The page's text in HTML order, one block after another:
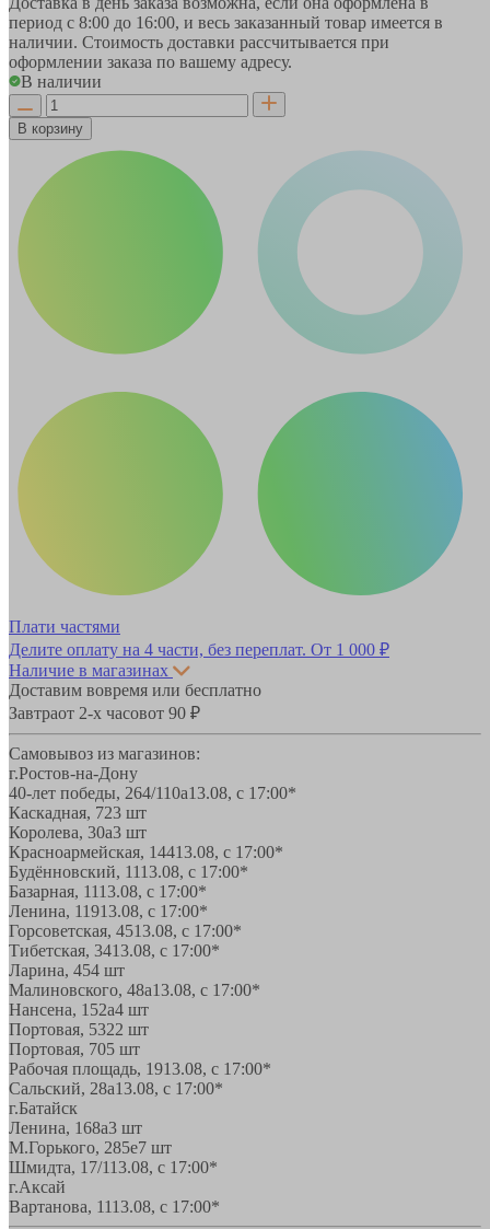
период с 8:00 до 16:00, и весь заказанный товар имеется в
наличии. Стоимость доставки рассчитывается при
оформлении заказа по вашему адресу.
В наличии
В корзину
Плати частями
Делите оплату на 4 части, без переплат. От 1 000 ₽
Наличие в магазинах
Доставим вовремя или бесплатно
Завтраот 2-х часовот 90 ₽
Самовывоз из магазинов:
г.Ростов-на-Дону
40-лет победы, 264/110а13.08, с 17:00*
Каскадная, 723 шт
Королева, 30а3 шт
Красноармейская, 14413.08, с 17:00*
Будённовский, 1113.08, с 17:00*
Базарная, 1113.08, с 17:00*
Ленина, 11913.08, с 17:00*
Горсоветская, 4513.08, с 17:00*
Тибетская, 3413.08, с 17:00*
Ларина, 454 шт
Малиновского, 48а13.08, с 17:00*
Нансена, 152а4 шт
Портовая, 5322 шт
Портовая, 705 шт
Рабочая площадь, 1913.08, с 17:00*
Сальский, 28a13.08, с 17:00*
г.Батайск
Ленина, 168а3 шт
М.Горького, 285е7 шт
Шмидта, 17/113.08, с 17:00*
г.Аксай
Вартанова, 1113.08, с 17:00*